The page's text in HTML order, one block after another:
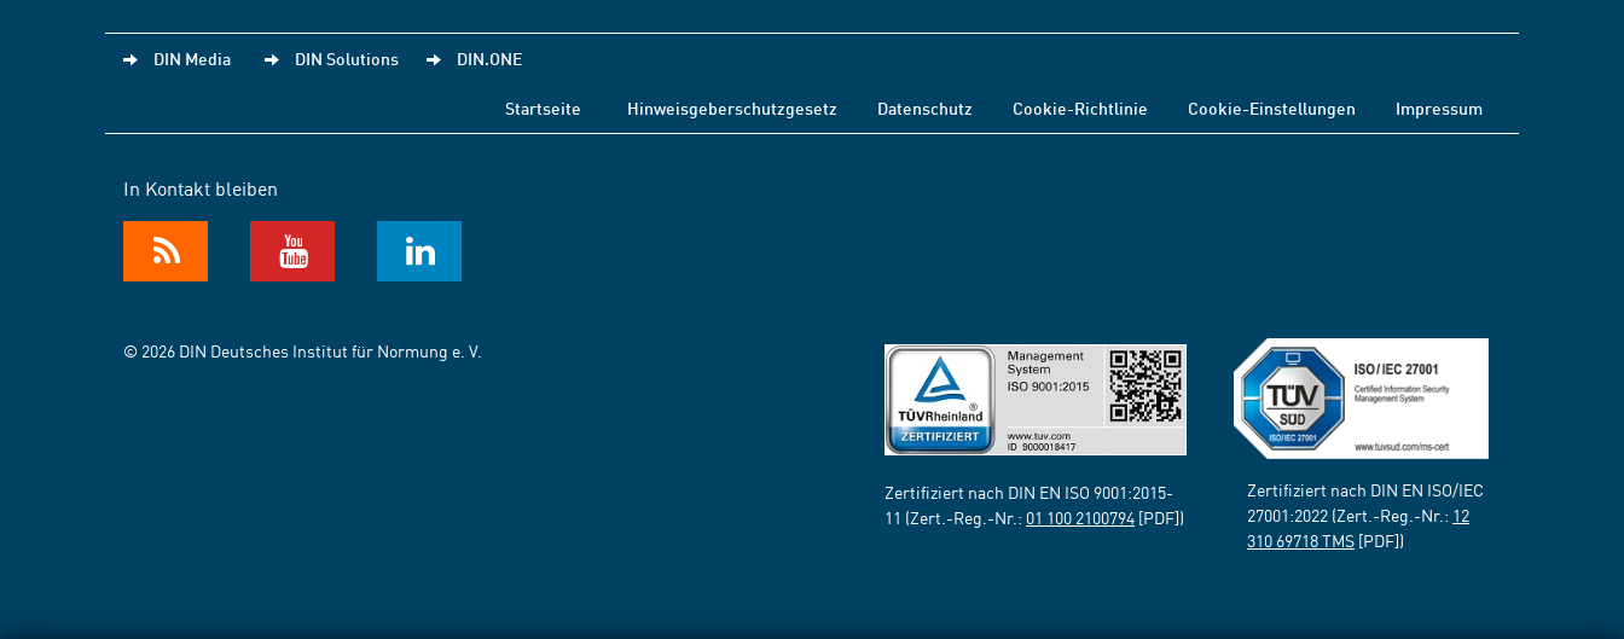
DIN Media DIN Solutions DIN.ONE
Startseite Hinweisgeberschutzgesetz Datenschutz Cookie-Richtlinie Cookie-Einstellungen Impressum
In Kontakt bleiben
© 2026 DIN Deutsches Institut für Normung e. V.
Zertifiziert nach DIN EN ISO 9001:2015-
11 (Zert.-Reg.-Nr.: 01 100 2100794 [PDF])
Zertifiziert nach DIN EN ISO/IEC
27001:2022 (Zert.-Reg.-Nr.: 12
310 69718 TMS [PDF])